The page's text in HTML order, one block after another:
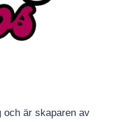
och är skaparen av